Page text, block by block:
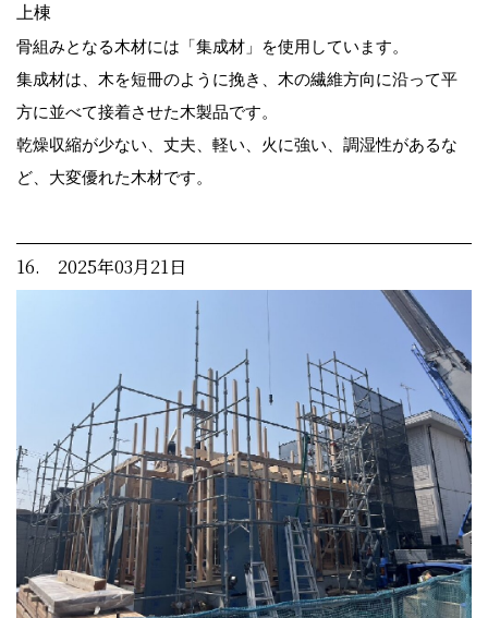
上棟
骨組みとなる木材には「集成材」を使用しています。
集成材は、木を短冊のように挽き、木の繊維方向に沿って平
方に並べて接着させた木製品です。
乾燥収縮が少ない、丈夫、軽い、火に強い、調湿性があるな
ど、大変優れた木材です。
16. 2025年03月21日